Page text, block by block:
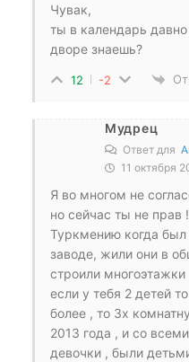
Чувак,
ты в календарь
дворе знаешь?
12 -2
Мудрец
Ответ для
11 октября
Я во многом не
но сейчас ты не прав
Туркмению когда был
заводе, жили они в
строили
если у тебя 2 детей
более , то 3х
2013 года , и со
девочки , были